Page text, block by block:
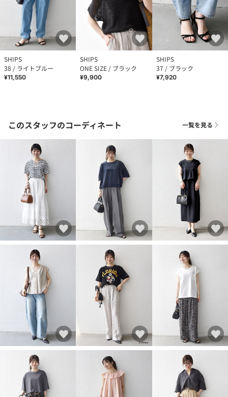
SHIPS
38 / ライトブルー
¥11,550
SHIPS
ONE SIZE / ブラック
¥9,900
SHIPS
37 / ブラック
¥7,920
このスタッフのコーディネート 一覧を見る